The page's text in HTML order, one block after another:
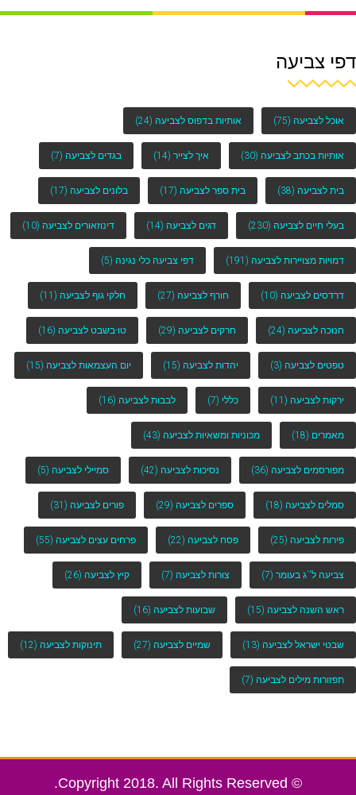
דפי צביעה
אוכל לצביעה (75) אותיות בדפוס לצביעה (24)
אותיות בכתב לצביעה (30) איך לצייר (14) בגדים לצביעה (7)
בית לצביעה (38) בית ספר לצביעה (17) בלונים לצביעה (17)
בעלי חיים לצביעה (230) דגים לצביעה (14) דינוזאורים לצביעה (10)
דמויות מצויירות לצביעה (191) דפי צביעה כלי נגינה (5)
דרדסים לצביעה (10) חורף לצביעה (27) חלקי גוף לצביעה (11)
חנוכה לצביעה (24) חרקים לצביעה (29) טו-בשבט לצביעה (16)
טפטים לצביעה (3) יהדות לצביעה (15) יום העצמאות לצביעה (15)
ירקות לצביעה (11) כללי (7) לבבות לצביעה (16)
מאמרים (18) מכוניות ומשאיות לצביעה (43)
מפורסמים לצביעה (36) נסיכות לצביעה (42) סמיילי לצביעה (5)
סמלים לצביעה (18) ספרים לצביעה (29) פורים לצביעה (31)
פירות לצביעה (25) פסח לצביעה (22) פרחים עצים לצביעה (55)
צביעה ל''ג בעומר (7) צורות לצביעה (7) קיץ לצביעה (26)
ראש השנה לצביעה (15) שבועות לצביעה (16)
שבטי ישראל לצביעה (13) שמיים לצביעה (27) תינוקות לצביעה (12)
תפזורות מילים לצביעה (7)
© Copyright 2018. All Rights Reserved.